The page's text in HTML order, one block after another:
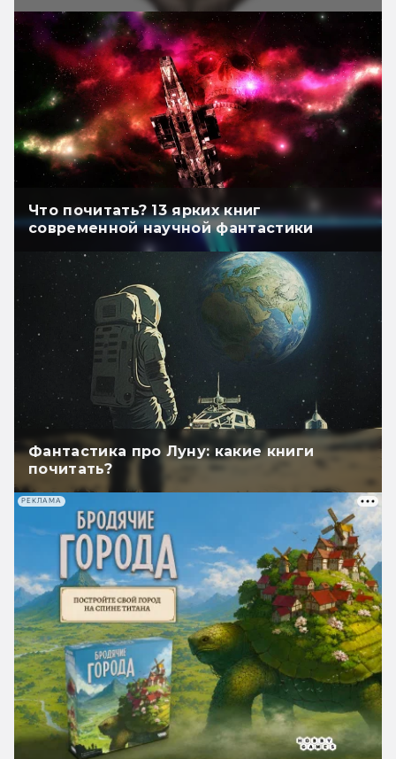
Что почитать? 13 ярких книг
современной научной фантастики
Фантастика про Луну: какие книги
почитать?
РЕКЛАМА